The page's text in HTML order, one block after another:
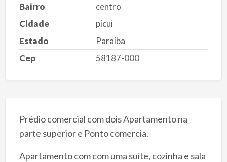
Bairro
centro
Cidade
picui
Estado
Paraíba
Cep
58187-000
Prédio comercial com dois Apartamento na
parte superior e Ponto comercia.
Apartamento com com uma suíte, cozinha e sala